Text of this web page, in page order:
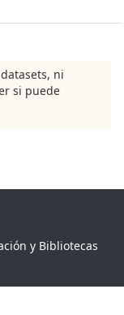
ni
si puede
y Bibliotecas